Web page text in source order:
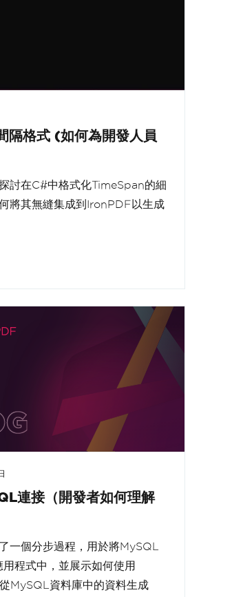
隔格式 (如何為開發人員
討在C#中格式化TimeSpan的細
將其無縫集成到IronPDF以生成
連接（開發者如何理解
一個分步過程，用於將MySQL
程式中，並展示如何使用
MySQL資料庫中的資料生成